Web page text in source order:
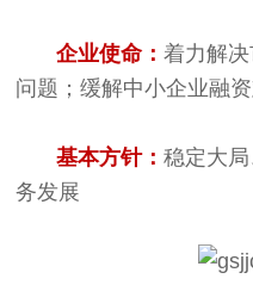
企业使命：着力解
问题；缓解中小企业融
基本方针：稳定大
务发展